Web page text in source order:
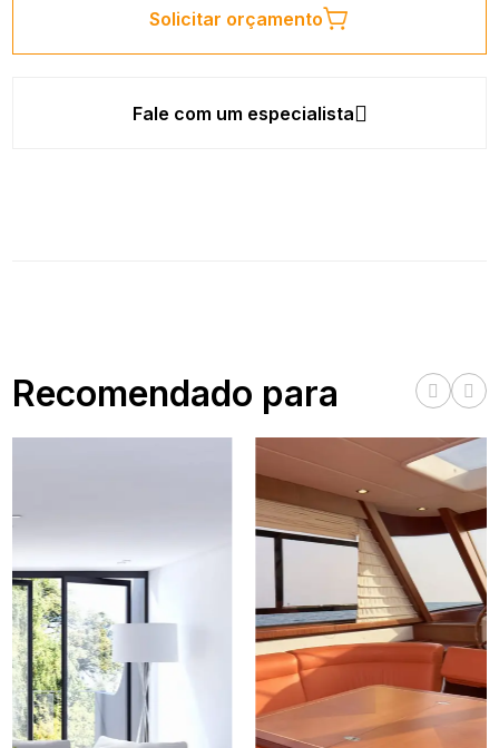
Solicitar orçamento
Fale com um especialista
Recomendado para